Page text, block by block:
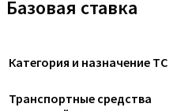
Базовая ставка
Категория и назначение ТС
Транспортные средства